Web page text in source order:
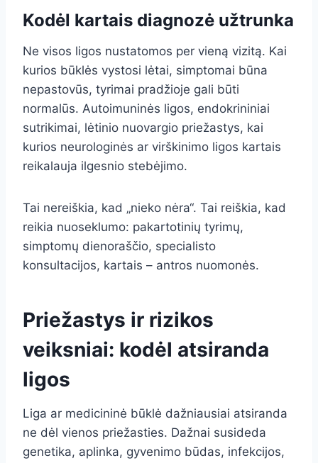
Kodėl kartais diagnozė užtrunka
Ne visos ligos nustatomos per vieną vizitą. Kai
kurios būklės vystosi lėtai, simptomai būna
nepastovūs, tyrimai pradžioje gali būti
normalūs. Autoimuninės ligos, endokrininiai
sutrikimai, lėtinio nuovargio priežastys, kai
kurios neurologinės ar virškinimo ligos kartais
reikalauja ilgesnio stebėjimo.
Tai nereiškia, kad „nieko nėra“. Tai reiškia, kad
reikia nuoseklumo: pakartotinių tyrimų,
simptomų dienoraščio, specialisto
konsultacijos, kartais – antros nuomonės.
Priežastys ir rizikos
veiksniai: kodėl atsiranda
ligos
Liga ar medicininė būklė dažniausiai atsiranda
ne dėl vienos priežasties. Dažnai susideda
genetika, aplinka, gyvenimo būdas, infekcijos,